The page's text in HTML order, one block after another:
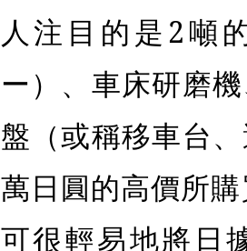
人注目的是 2噸
ー）、車床研磨
盤（或稱移車台
萬日圓的高價所
可很輕易地將日